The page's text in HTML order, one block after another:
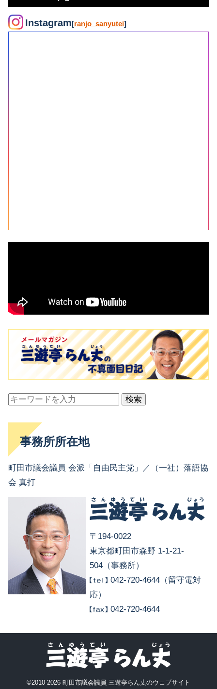
Instagram[ranjo_sanyutei]
検索
事務所所在地
町田市議会議員 会派「自由民主党」／（一社）落語協
会 真打
〒194-0022
東京都町田市森野 1-1-21-
504（事務所）
042-720-4644（留守電対
応）
042-720-4644
©2010-2026 町田市議会議員 三遊亭らん丈のウェブサイト